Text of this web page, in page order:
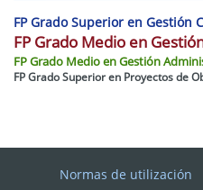
FP Grado Superior en Gestión
FP Grado Medio en
FP Grado Medio en Gestión
FP Grado Superior en Proyectos de
Normas de utilización